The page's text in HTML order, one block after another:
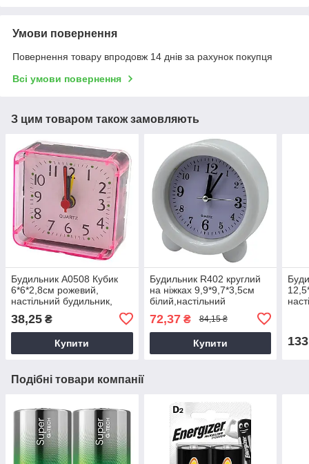
Умови повернення
Повернення товару впродовж 14 днів за рахунок покупця
Всі умови повернення
З цим товаром також замовляють
Будильник А0508 Кубик
6*6*2,8см рожевий,
настільний будильник,
годинник з будильником
38,25 ₴
Купити
Будильник R402 круглий
на ніжках 9,9*9,7*3,5см
білий,настільний
будильником
72,37₴ 84,15 ₴
Купити
Подібні товари компанії